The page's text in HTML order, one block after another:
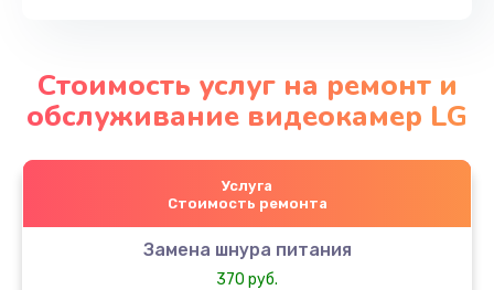
Стоимость услуг на ремонт и
обслуживание видеокамер LG
Услуга
Стоимость ремонта
Замена шнура питания
370 руб.